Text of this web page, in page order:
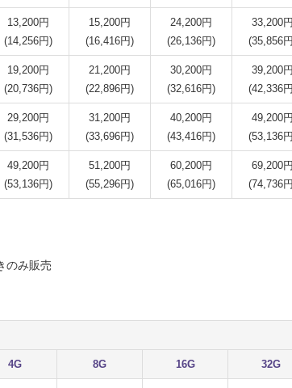
13,200円
(14,256円)
15,200円
(16,416円)
24,200円
(26,136円)
33,200円
(35,856
19,200円
(20,736円)
21,200円
(22,896円)
30,200円
(32,616円)
39,200円
(42,336
29,200円
(31,536円)
31,200円
(33,696円)
40,200円
(43,416円)
49,200円
(53,136
49,200円
(53,136円)
51,200円
(55,296円)
60,200円
(65,016円)
69,200円
(74,736
のみ販売
4G 8G 16G 32G